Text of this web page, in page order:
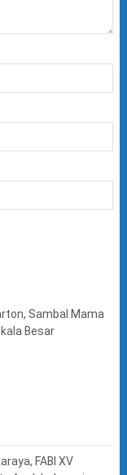
Sambal Mama
Besar
FABI XV